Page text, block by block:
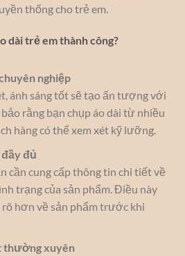
thống cho trẻ em.
dài trẻ em thành công?
nghiệp
ánh sáng tốt sẽ tạo ấn tượng với
rằng bạn chụp áo dài từ nhiều
hàng có thể xem xét kỹ lưỡng.
đầy đủ
cần cung cấp thông tin chi tiết về
trạng của sản phẩm. Điều này
rõ hơn về sản phẩm trước khi
thường xuyên